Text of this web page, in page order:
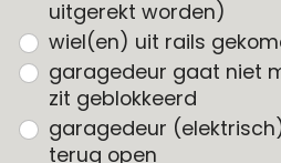
uitgerekt worden)
wiel(en) uit rails
garagedeur gaat niet
zit geblokkeerd
garagedeur
terug open